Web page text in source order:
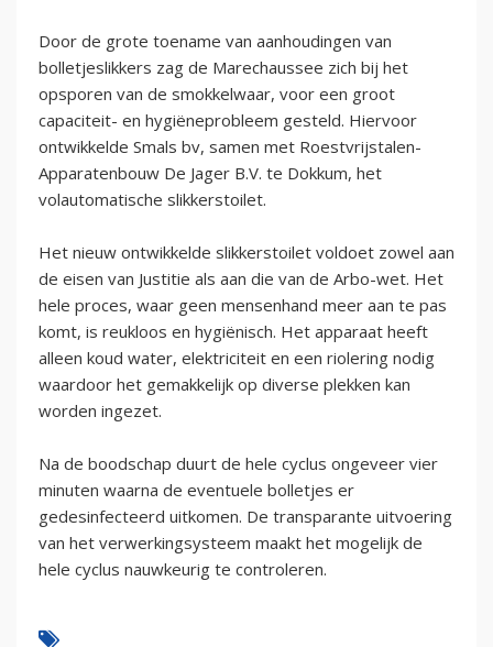
Door de grote toename van aanhoudingen van
bolletjeslikkers zag de Marechaussee zich bij het
opsporen van de smokkelwaar, voor een groot
capaciteit- en hygiëneprobleem gesteld. Hiervoor
ontwikkelde Smals bv, samen met Roestvrijstalen-
Apparatenbouw De Jager B.V. te Dokkum, het
volautomatische slikkerstoilet.
Het nieuw ontwikkelde slikkerstoilet voldoet zowel aan
de eisen van Justitie als aan die van de Arbo-wet. Het
hele proces, waar geen mensenhand meer aan te pas
komt, is reukloos en hygiënisch. Het apparaat heeft
alleen koud water, elektriciteit en een riolering nodig
waardoor het gemakkelijk op diverse plekken kan
worden ingezet.
Na de boodschap duurt de hele cyclus ongeveer vier
minuten waarna de eventuele bolletjes er
gedesinfecteerd uitkomen. De transparante uitvoering
van het verwerkingsysteem maakt het mogelijk de
hele cyclus nauwkeurig te controleren.